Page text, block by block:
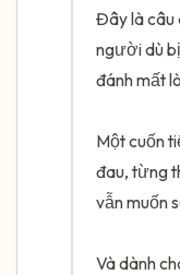
Đây là câu
người dù
đánh mất
Một cuốn
đau, từng
vẫn muốn
Và dành